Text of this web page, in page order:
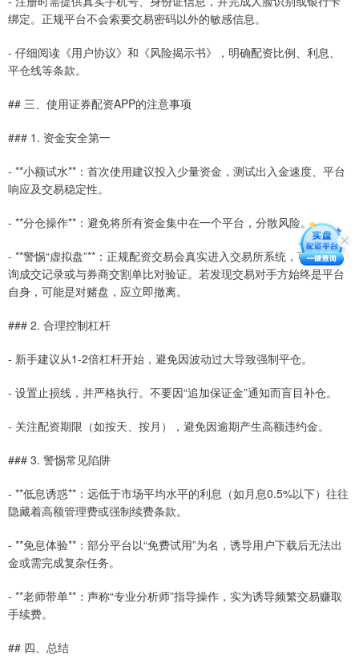
绑定。正规平台不会索要交易密码以外的敏感信息。
- 仔细阅读《用户协议》和《风险揭示书》，明确配资比例、利息、
平仓线等条款。
## 三、使用证券配资APP的注意事项
### 1. 资金安全第一
- **小额试水**：首次使用建议投入少量资金，测试出入金速度、平台
响应及交易稳定性。
- **分仓操作**：避免将所有资金集中在一个平台，分散风险。
- **警惕“虚拟盘”**：正规配资交易会真实进入交易所系统，可通过查
询成交记录或与券商交割单比对验证。若发现交易对手方始终是平台
自身，可能是对赌盘，应立即撤离。
### 2. 合理控制杠杆
- 新手建议从1-2倍杠杆开始，避免因波动过大导致强制平仓。
- 设置止损线，并严格执行。不要因“追加保证金”通知而盲目补仓。
- 关注配资期限（如按天、按月），避免因逾期产生高额违约金。
### 3. 警惕常见陷阱
- **低息诱惑**：远低于市场平均水平的利息（如月息0.5%以下）往往
隐藏着高额管理费或强制续费条款。
- **免息体验**：部分平台以“免费试用”为名，诱导用户下载后无法出
金或需完成复杂任务。
- **老师带单**：声称“专业分析师”指导操作，实为诱导频繁交易赚取
手续费。
## 四、总结